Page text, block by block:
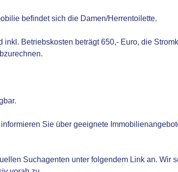
befindet sich die Damen/Herrentoilette.
inkl. Betriebskosten beträgt 650,- Euro, die
Sie über geeignete
Suchagenten unter folgendem Link an. Wir